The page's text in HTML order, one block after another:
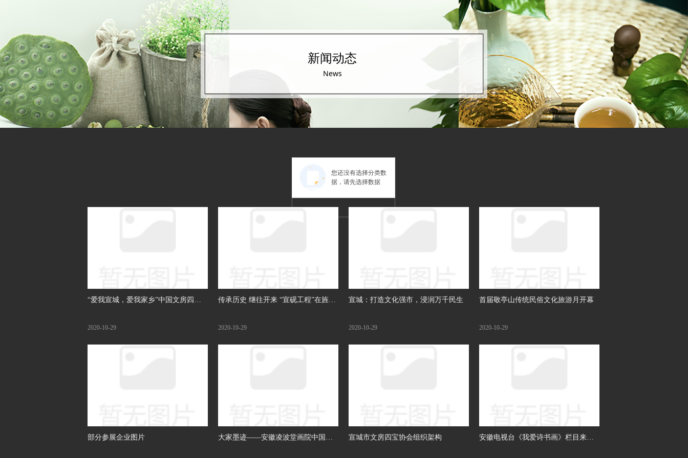
您还没有选择分类数
据，请先选择数据
新闻动态
News
“爱我宣城，爱我家乡”中国文房四宝
2020-10-29
传承历史 继往开来 “宣砚工程”在旌德
2020-10-29
宣城：打造文化强市，浸润万千民生
2020-10-29
首届敬亭山传统民俗文化旅游月开幕
2020-10-29
部分参展企业图片 大家墨迹——安徽凌波堂画院中国画 宣城市文房四宝协会组织架构 安徽电视台《我爱诗书画》栏目来我